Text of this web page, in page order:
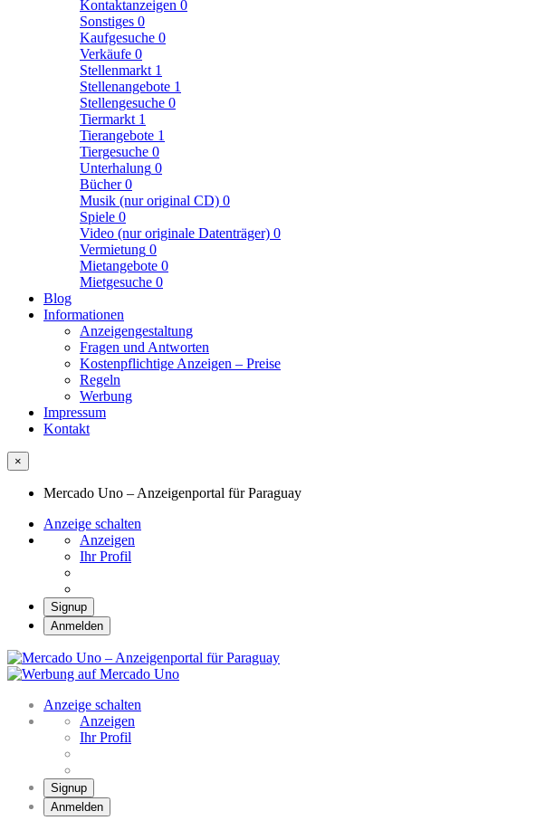
Kontaktanzeigen 0
Sonstiges 0
Kaufgesuche 0
Verkäufe 0
Stellenmarkt 1
Stellenangebote 1
Stellengesuche 0
Tiermarkt 1
Tierangebote 1
Tiergesuche 0
Unterhalung 0
Bücher0
Musik (nur original CD) 0
Spiele 0
Video (nur originale Datenträger) 0
Vermietung 0
Mietangebote 0
Mietgesuche 0
Blog
Informationen
Anzeigengestaltung
Fragen und Antworten
Kostenpflichtige Anzeigen – Preise
Regeln
Werbung
Impressum
Kontakt
×
Mercado Uno – Anzeigenportal für Paraguay
Anzeige schalten
Anzeigen
Ihr Profil
Signup
Anmelden
Anzeige schalten
Anzeigen
Ihr Profil
Signup
Anmelden